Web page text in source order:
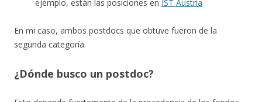
ejemplo, están las posiciones en IST Austria
En mi caso, ambos postdocs que obtuve fueron de la
segunda categoría.
¿Dónde busco un postdoc?